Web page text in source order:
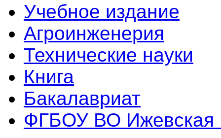
Учебное издание
Агроинженерия
Технические науки
Книга
Бакалавриат
ФГБОУ ВО Ижевская